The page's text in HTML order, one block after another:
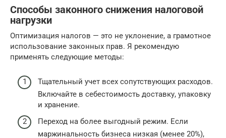
Способы законного снижения налоговой
нагрузки
Оптимизация налогов — это не уклонение, а грамотное
использование законных прав. Я рекомендую
применять следующие методы:
Тщательный учет всех сопутствующих расходов.
Включайте в себестоимость доставку, упаковку
и хранение.
Переход на более выгодный режим. Если
маржинальность бизнеса низкая (менее 20%),